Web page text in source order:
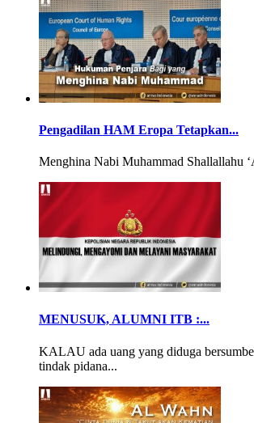
Pengadilan HAM Eropa Tetapkan...
Menghina Nabi Muhammad Shallallahu
MENUSUK, ALUMNI ITB :...
KALAU ada uang yang diduga
tindak pidana...